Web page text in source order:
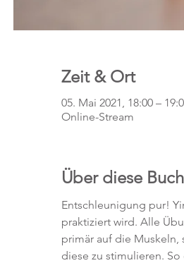
Zeit & Ort
05. Mai 2021, 18:00 –
Online-Stream
Über diese
Entschleunigung pur!
praktiziert wird. Alle
primär auf die Muskeln,
diese zu stimulieren.